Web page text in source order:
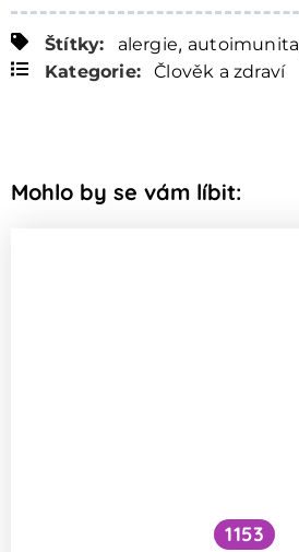
Štítky: alergie, autoimunita
Kategorie:
Člověk a zdraví
Mohlo by se vám líbit:
1153